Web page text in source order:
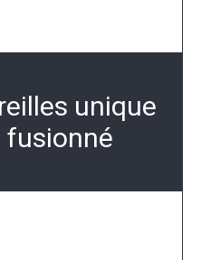
unique
fusionné